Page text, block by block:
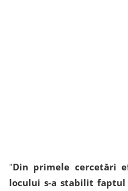
"Din primele cercetări
locului s-a stabilit